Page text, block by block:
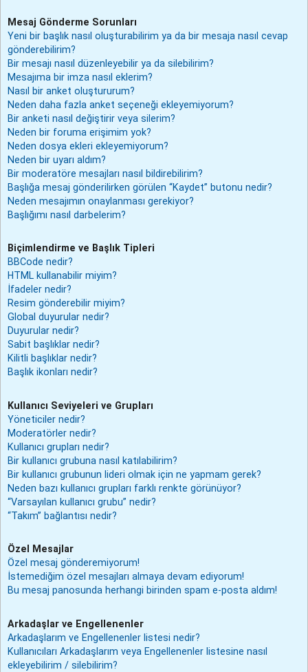
Mesaj Gönderme Sorunları
Yeni bir başlık nasıl oluşturabilirim ya da bir mesaja nasıl cevap
gönderebilirim?
Bir mesajı nasıl düzenleyebilir ya da silebilirim?
Mesajıma bir imza nasıl eklerim?
Nasıl bir anket oluştururum?
Neden daha fazla anket seçeneği ekleyemiyorum?
Bir anketi nasıl değiştirir veya silerim?
Neden bir foruma erişimim yok?
Neden dosya ekleri ekleyemiyorum?
Neden bir uyarı aldım?
Bir moderatöre mesajları nasıl bildirebilirim?
Başlığa mesaj gönderilirken görülen “Kaydet” butonu nedir?
Neden mesajımın onaylanması gerekiyor?
Başlığımı nasıl darbelerim?
Biçimlendirme ve Başlık Tipleri
BBCode nedir?
HTML kullanabilir miyim?
İfadeler nedir?
Resim gönderebilir miyim?
Global duyurular nedir?
Duyurular nedir?
Sabit başlıklar nedir?
Kilitli başlıklar nedir?
Başlık ikonları nedir?
Kullanıcı Seviyeleri ve Grupları
Yöneticiler nedir?
Moderatörler nedir?
Kullanıcı grupları nedir?
Bir kullanıcı grubuna nasıl katılabilirim?
Bir kullanıcı grubunun lideri olmak için ne yapmam gerek?
Neden bazı kullanıcı grupları farklı renkte görünüyor?
“Varsayılan kullanıcı grubu” nedir?
“Takım” bağlantısı nedir?
Özel Mesajlar
Özel mesaj gönderemiyorum!
İstemediğim özel mesajları almaya devam ediyorum!
Bu mesaj panosunda herhangi birinden spam e-posta aldım!
Arkadaşlar ve Engellenenler
Arkadaşlarım ve Engellenenler listesi nedir?
Kullanıcıları Arkadaşlarım veya Engellenenler listesine nasıl
ekleyebilirim / silebilirim?